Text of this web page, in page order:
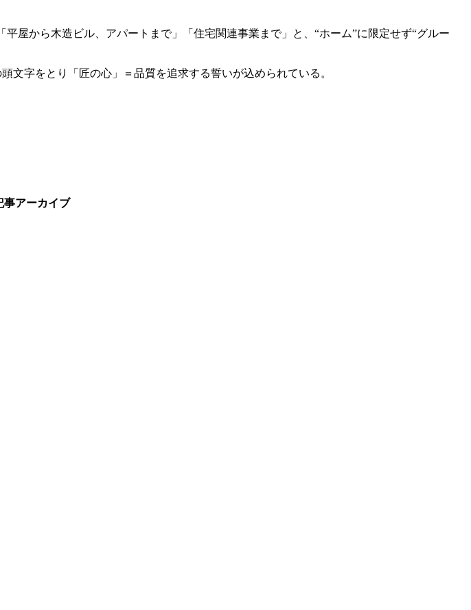
屋から木造ビル、アパートまで」「住宅関連事業まで」と、“ホーム”に限定せず“グルー
字をとり「匠の心」＝品質を追求する誓いが込められている。
事アーカイブ